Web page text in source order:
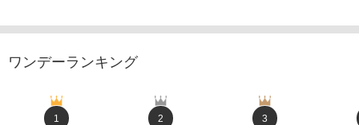
ワンデーランキング
1 2 3